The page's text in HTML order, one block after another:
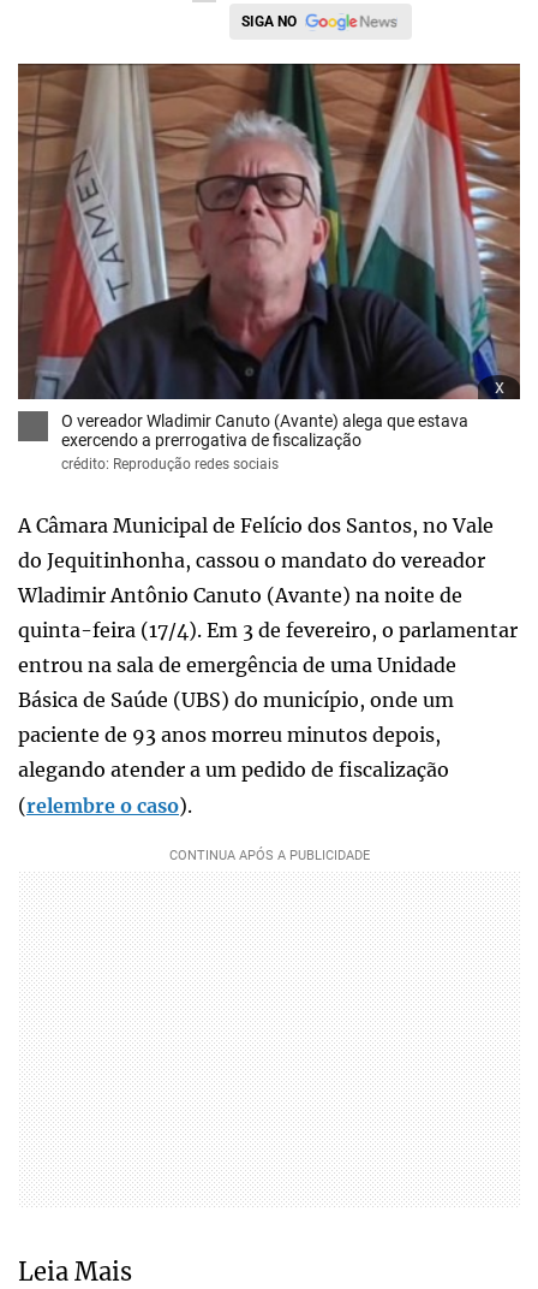
SIGA NO
x
O vereador Wladimir Canuto (Avante) alega que estava
exercendo a prerrogativa de fiscalização
crédito: Reprodução redes sociais
A Câmara Municipal de Felício dos Santos, no Vale
do Jequitinhonha, cassou o mandato do vereador
Wladimir Antônio Canuto (Avante) na noite de
quinta-feira (17/4). Em 3 de fevereiro, o parlamentar
entrou na sala de emergência de uma Unidade
Básica de Saúde (UBS) do município, onde um
paciente de 93 anos morreu minutos depois,
alegando atender a um pedido de fiscalização
(relembre o caso).
Leia Mais